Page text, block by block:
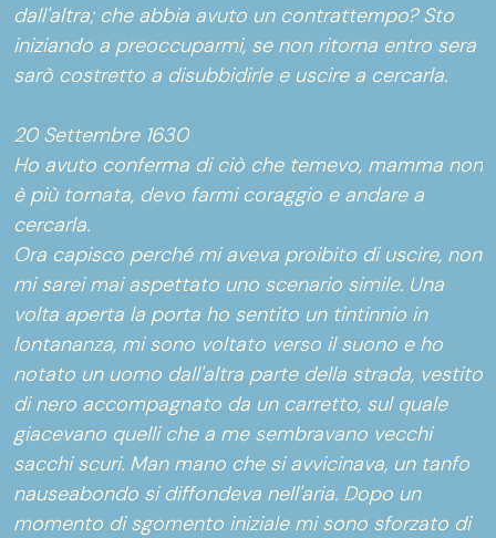
dall'altra; che abbia avuto un contrattempo? Sto
iniziando a preoccuparmi, se non ritorna entro sera
sarò costretto a disubbidirle e uscire a cercarla.
20 Settembre 1630
Ho avuto conferma di ciò che temevo, mamma non
è più tornata, devo farmi coraggio e andare a
cercarla.
Ora capisco perché mi aveva proibito di uscire, non
mi sarei mai aspettato uno scenario simile. Una
volta aperta la porta ho sentito un tintinnio in
lontananza, mi sono voltato verso il suono e ho
notato un uomo dall'altra parte della strada, vestito
di nero accompagnato da un carretto, sul quale
giacevano quelli che a me sembravano vecchi
sacchi scuri. Man mano che si avvicinava, un tanfo
nauseabondo si diffondeva nell'aria. Dopo un
momento di sgomento iniziale mi sono sforzato di